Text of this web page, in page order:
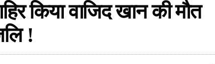
किया वाजिद खान की मौत
!